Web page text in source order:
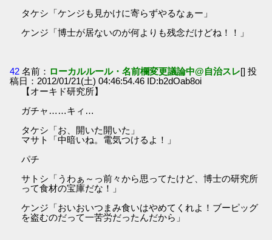
タケシ「ケンジも見かけに寄らずやるなぁー」
ケンジ「博士が居ないのが何よりも残念だけどね！！」
42 名前： ローカルルール・名前欄変更議論中@自治スレ[] 投
稿日：2012/01/21(土) 04:46:54.46 ID:b2dOab8oi
【オーキド研究所】
ガチャ……キィ…
タケシ「お、開いた開いた」
マサト「中暗いね。電気つけるよ！」
パチ
サトシ「うわぁ～っ前々から思ってたけど、博士の研究所
って食材の宝庫だな！」
ケンジ「おいおいつまみ食いはやめてくれよ！ブーピッグ
を盗むのだって一苦労だったんだから」